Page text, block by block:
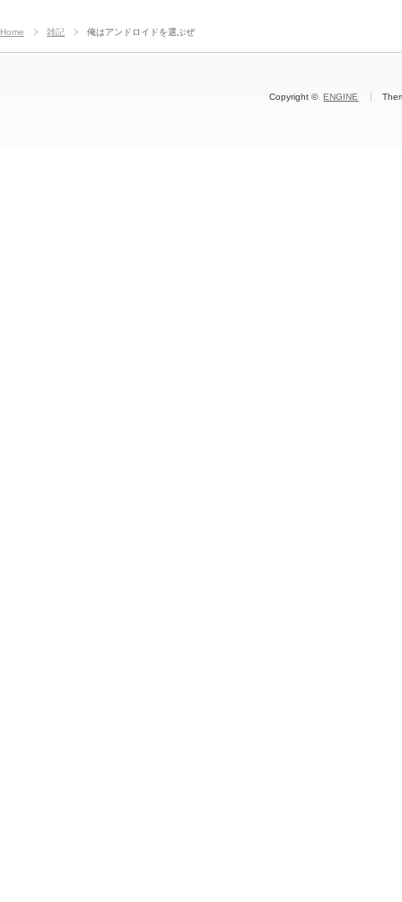
Home 雑記 俺はアンドロイドを選ぶぜ
Copyright ©ENGINE